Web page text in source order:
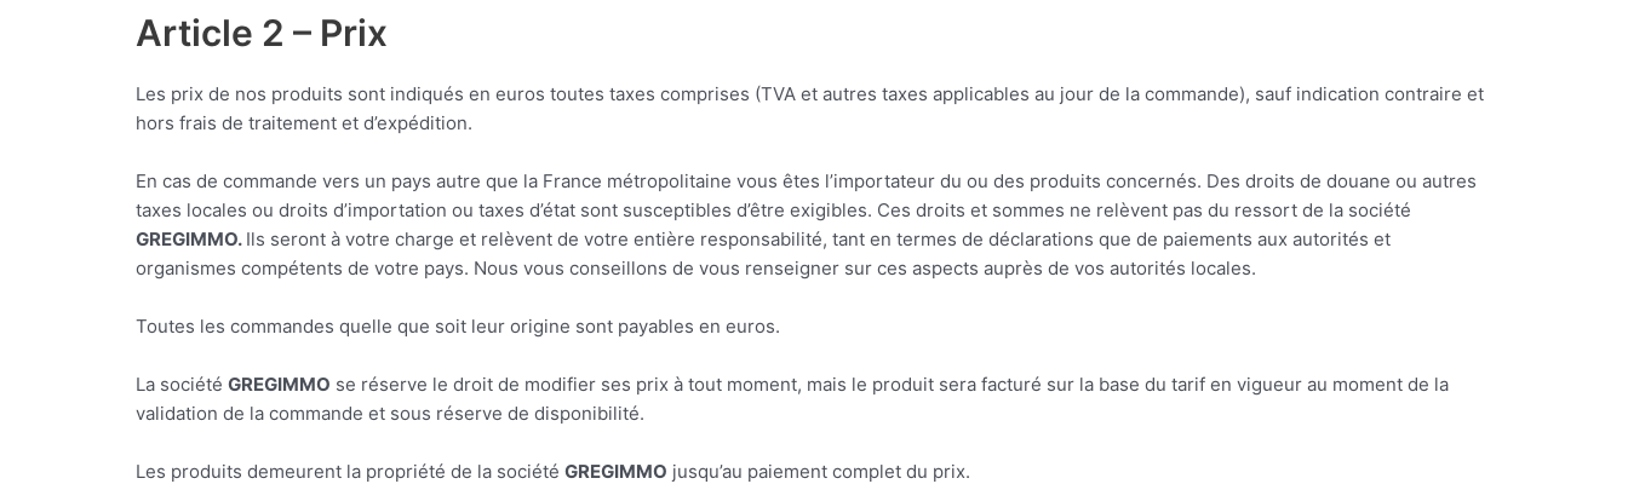
Article 2 – Prix
Les prix de nos produits sont indiqués en euros toutes taxes comprises (TVA et autres taxes applicables au jour de la commande), sauf indication contraire et
hors frais de traitement et d’expédition.
En cas de commande vers un pays autre que la France métropolitaine vous êtes l’importateur du ou des produits concernés. Des droits de douane ou autres
taxes locales ou droits d’importation ou taxes d’état sont susceptibles d’être exigibles. Ces droits et sommes ne relèvent pas du ressort de la société
GREGIMMO. Ils seront à votre charge et relèvent de votre entière responsabilité, tant en termes de déclarations que de paiements aux autorités et
organismes compétents de votre pays. Nous vous conseillons de vous renseigner sur ces aspects auprès de vos autorités locales.
Toutes les commandes quelle que soit leur origine sont payables en euros.
La société GREGIMMO se réserve le droit de modifier ses prix à tout moment, mais le produit sera facturé sur la base du tarif en vigueur au moment de la
validation de la commande et sous réserve de disponibilité.
Les produits demeurent la propriété de la société GREGIMMO jusqu’au paiement complet du prix.